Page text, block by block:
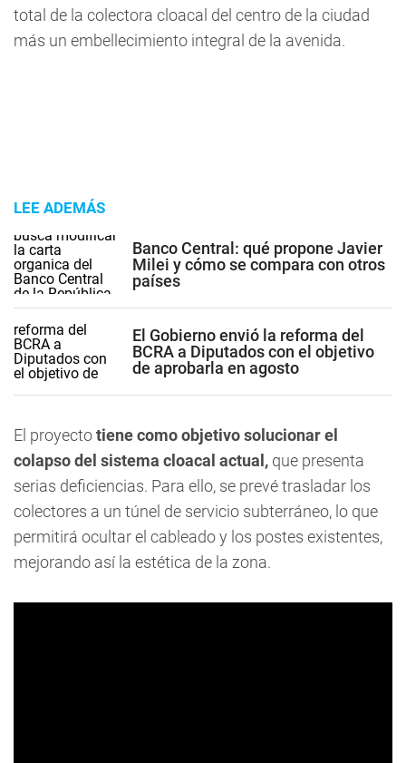
total de la colectora cloacal del centro de la ciudad
más un embellecimiento integral de la avenida.
LEE ADEMÁS
Banco Central: qué propone Javier
Milei y cómo se compara con otros
países
El Gobierno envió la reforma del
BCRA a Diputados con el objetivo
de aprobarla en agosto
El proyectotiene como objetivo solucionar el
colapso del sistema cloacal actual, que presenta
serias deficiencias. Para ello, se prevé trasladar los
colectores a un túnel de servicio subterráneo, lo que
permitirá ocultar el cableado y los postes existentes,
mejorando así la estética de la zona.